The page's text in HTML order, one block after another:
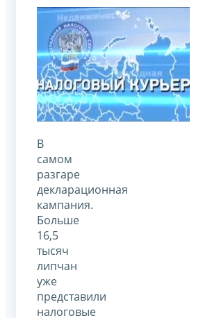
В
самом
разгаре
декларационная
кампания.
Больше
16,5
тысяч
липчан
уже
представили
налоговые